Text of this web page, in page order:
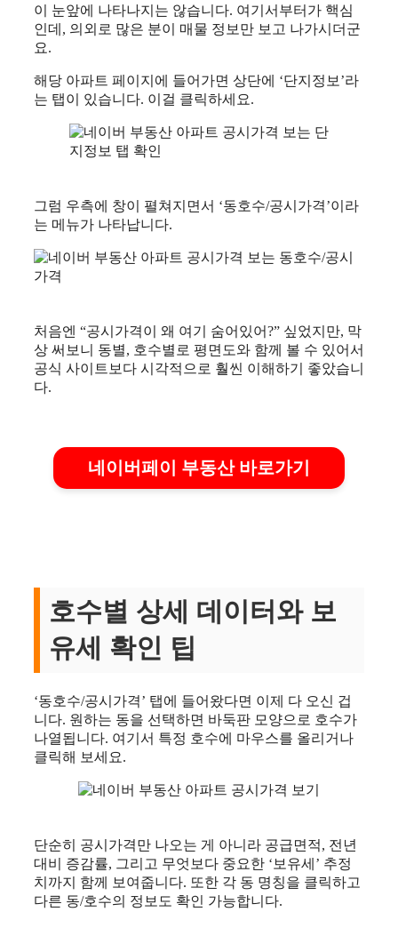
이 눈앞에 나타나지는 않습니다. 여기서부터가 핵심
인데, 의외로 많은 분이 매물 정보만 보고 나가시더군
요.
해당 아파트 페이지에 들어가면 상단에 ‘단지정보’라
는 탭이 있습니다. 이걸 클릭하세요.
그럼 우측에 창이 펼쳐지면서 ‘동호수/공시가격’이라
는 메뉴가 나타납니다.
처음엔 “공시가격이 왜 여기 숨어있어?” 싶었지만, 막
상 써보니 동별, 호수별로 평면도와 함께 볼 수 있어서
공식 사이트보다 시각적으로 훨씬 이해하기 좋았습니
다.
네이버페이 부동산 바로가기
호수별 상세 데이터와 보
유세 확인 팁
‘동호수/공시가격’ 탭에 들어왔다면 이제 다 오신 겁
니다. 원하는 동을 선택하면 바둑판 모양으로 호수가
나열됩니다. 여기서 특정 호수에 마우스를 올리거나
클릭해 보세요.
단순히 공시가격만 나오는 게 아니라 공급면적, 전년
대비 증감률, 그리고 무엇보다 중요한 ‘보유세’ 추정
치까지 함께 보여줍니다. 또한 각 동 명칭을 클릭하고
다른 동/호수의 정보도 확인 가능합니다.